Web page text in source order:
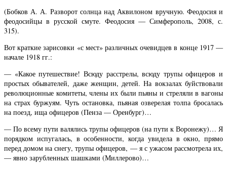
(Бобков А. А. Разворот солнца над Аквилоном вручную. Феодосия и
феодосийцы в русской смуте. Феодосия — Симферополь, 2008, с.
315).
Вот краткие зарисовки «с мест» различных очевидцев в конце 1917 —
начале 1918 гг.:
— «Какое путешествие! Всюду расстрелы, всюду трупы офицеров и
простых обывателей, даже женщин, детей. На вокзалах буйствовали
революционные комитеты, члены их были пьяны и стреляли в вагоны
на страх буржуям. Чуть остановка, пьяная озверелая толпа бросалась
на поезд, ища офицеров (Пенза — Оренбург)…
— По всему пути валялись трупы офицеров (на пути к Воронежу)… Я
порядком испугалась, в особенности, когда увидела в окно, прямо
перед домом на снегу, трупы офицеров, — я с ужасом рассмотрела их,
— явно зарубленных шашками (Миллерово)…